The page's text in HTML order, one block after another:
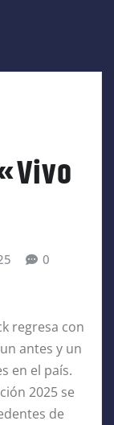
0
regresa con
antes y un
en el país.
2025 se
de